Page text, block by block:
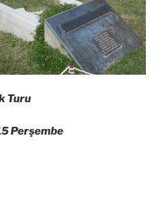
Turu
Perşembe